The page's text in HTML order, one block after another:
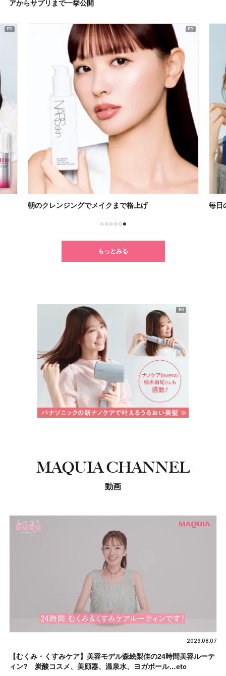
アからサプリまで一挙公開
朝のクレンジングでメイクまで格上げ 毎日
もっとみる
PR
MAQUIA CHANNEL
動画
2026.08.07
【むくみ・くすみケア】美容モデル森絵梨佳の24時間美容ルーテ
ィン? 炭酸コスメ、美顔器、温泉水、ヨガポール…etc